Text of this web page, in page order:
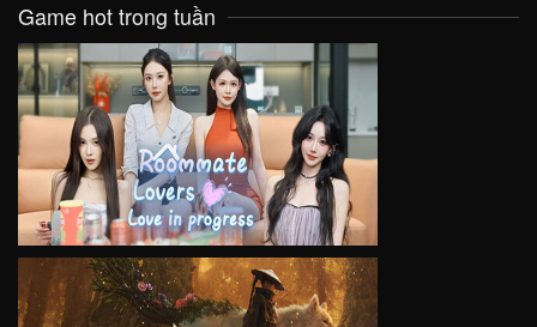
Game hot trong tuần
VIEW